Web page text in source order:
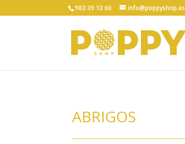
983 39 13 60 info@poppyshop.es
ABRIGOS